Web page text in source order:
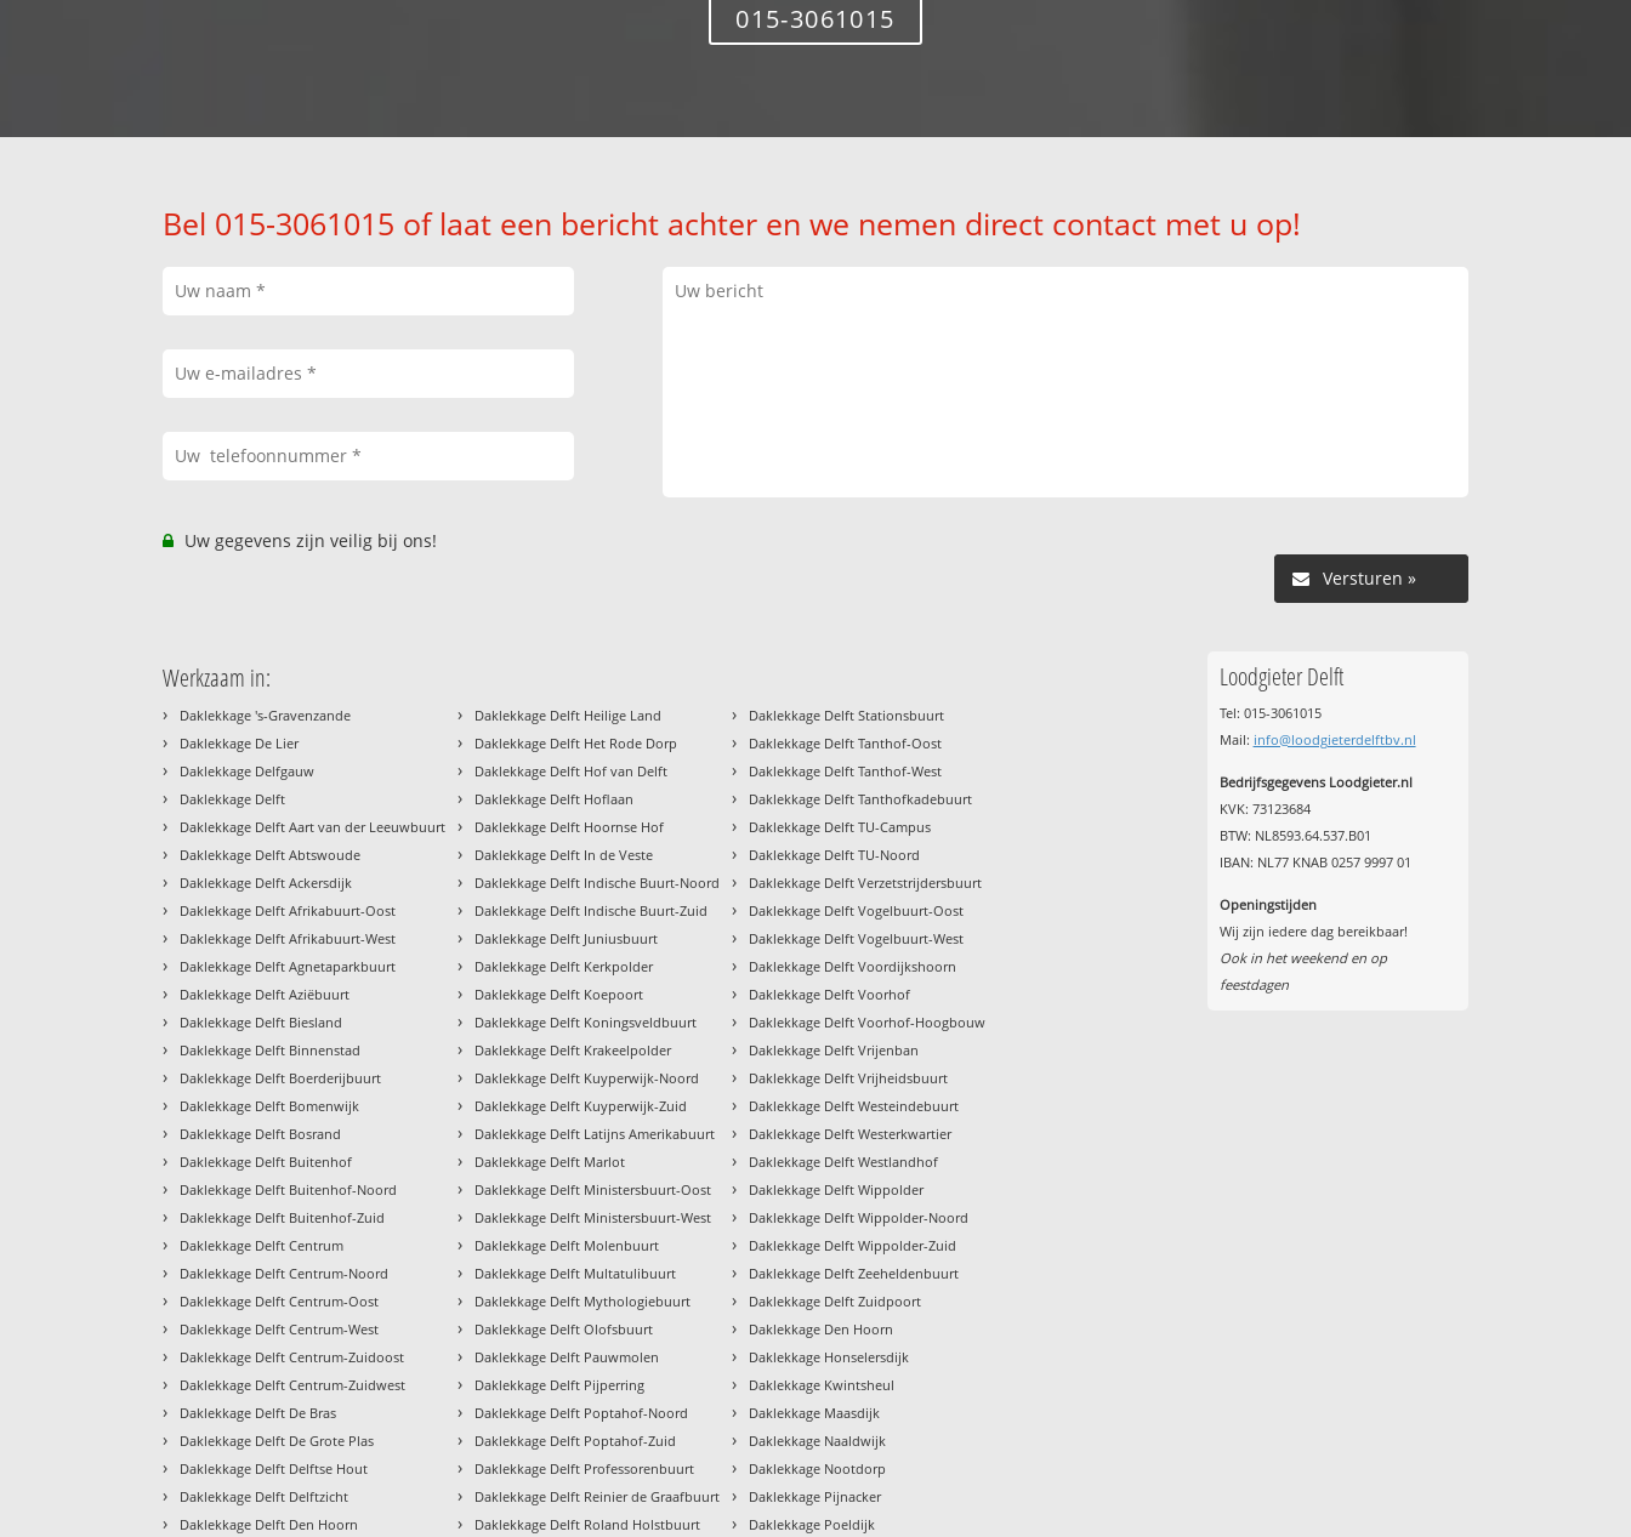
015-3061015
Bel 015-3061015 of laat een bericht achter en we nemen direct contact met u op!
Uw gegevens zijn veilig bij ons!
Versturen »
Werkzaam in:
› Daklekkage 's-Gravenzande
› Daklekkage De Lier
› Daklekkage Delfgauw
› Daklekkage Delft
› Daklekkage Delft Aart van der Leeuwbuurt
› Daklekkage Delft Abtswoude
› Daklekkage Delft Ackersdijk
› Daklekkage Delft Afrikabuurt-Oost
› Daklekkage Delft Afrikabuurt-West
› Daklekkage Delft Agnetaparkbuurt
› Daklekkage Delft Aziëbuurt
› Daklekkage Delft Biesland
› Daklekkage Delft Binnenstad
› Daklekkage Delft Boerderijbuurt
› Daklekkage Delft Bomenwijk
› Daklekkage Delft Bosrand
› Daklekkage Delft Buitenhof
› Daklekkage Delft Buitenhof-Noord
› Daklekkage Delft Buitenhof-Zuid
› Daklekkage Delft Centrum
› Daklekkage Delft Centrum-Noord
› Daklekkage Delft Centrum-Oost
› Daklekkage Delft Centrum-West
› Daklekkage Delft Centrum-Zuidoost
› Daklekkage Delft Centrum-Zuidwest
› Daklekkage Delft De Bras
› Daklekkage Delft De Grote Plas
› Daklekkage Delft Delftse Hout
› Daklekkage Delft Delftzicht
› Daklekkage Delft Den Hoorn
› Daklekkage Delft Heilige Land
› Daklekkage Delft Het Rode Dorp
› Daklekkage Delft Hof van Delft
› Daklekkage Delft Hoflaan
› Daklekkage Delft Hoornse Hof
› Daklekkage Delft In de Veste
› Daklekkage Delft Indische Buurt-Noord
› Daklekkage Delft Indische Buurt-Zuid
› Daklekkage Delft Juniusbuurt
› Daklekkage Delft Kerkpolder
› Daklekkage Delft Koepoort
› Daklekkage Delft Koningsveldbuurt
› Daklekkage Delft Krakeelpolder
› Daklekkage Delft Kuyperwijk-Noord
› Daklekkage Delft Kuyperwijk-Zuid
› Daklekkage Delft Latijns Amerikabuurt
› Daklekkage Delft Marlot
› Daklekkage Delft Ministersbuurt-Oost
› Daklekkage Delft Ministersbuurt-West
› Daklekkage Delft Molenbuurt
› Daklekkage Delft Multatulibuurt
› Daklekkage Delft Mythologiebuurt
› Daklekkage Delft Olofsbuurt
› Daklekkage Delft Pauwmolen
› Daklekkage Delft Pijperring
› Daklekkage Delft Poptahof-Noord
› Daklekkage Delft Poptahof-Zuid
› Daklekkage Delft Professorenbuurt
› Daklekkage Delft Reinier de Graafbuurt
› Daklekkage Delft Roland Holstbuurt
› Daklekkage Delft Stationsbuurt
› Daklekkage Delft Tanthof-Oost
› Daklekkage Delft Tanthof-West
› Daklekkage Delft Tanthofkadebuurt
› Daklekkage Delft TU-Campus
› Daklekkage Delft TU-Noord
› Daklekkage Delft Verzetstrijdersbuurt
› Daklekkage Delft Vogelbuurt-Oost
› Daklekkage Delft Vogelbuurt-West
› Daklekkage Delft Voordijkshoorn
› Daklekkage Delft Voorhof
› Daklekkage Delft Voorhof-Hoogbouw
› Daklekkage Delft Vrijenban
› Daklekkage Delft Vrijheidsbuurt
› Daklekkage Delft Westeindebuurt
› Daklekkage Delft Westerkwartier
› Daklekkage Delft Westlandhof
› Daklekkage Delft Wippolder
› Daklekkage Delft Wippolder-Noord
› Daklekkage Delft Wippolder-Zuid
› Daklekkage Delft Zeeheldenbuurt
› Daklekkage Delft Zuidpoort
› Daklekkage Den Hoorn
› Daklekkage Honselersdijk
› Daklekkage Kwintsheul
› Daklekkage Maasdijk
› Daklekkage Naaldwijk
› Daklekkage Nootdorp
› Daklekkage Pijnacker
› Daklekkage Poeldijk
Loodgieter Delft
Tel: 015-3061015
Mail: info@loodgieterdelftbv.nl
Bedrijfsgegevens Loodgieter.nl
KVK: 73123684
BTW: NL8593.64.537.B01
IBAN: NL77 KNAB 0257 9997 01
Openingstijden
Wij zijn iedere dag bereikbaar!
Ook in het weekend en op
feestdagen